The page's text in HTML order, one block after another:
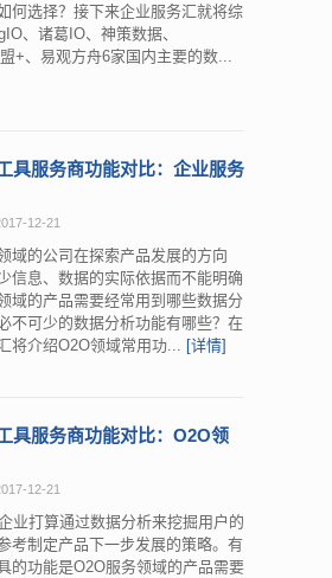
何选择？接下来企业服务汇就将综
、诸葛IO、神策数据、
+、易观方舟6家国内主要的数...
具服务商功能对比：企业服务
12-21
域的公司在探索产品发展的方向
信息、数据的实际依据而不能明确
域的产品需要经常用到哪些数据分
不可少的数据分析功能有哪些？在
将介绍O2O领域常用功... [详情]
具服务商功能对比：O2O领
12-21
业打算通过数据分析来挖掘用户的
考制定产品下一步发展的策略。有
的功能是O2O服务领域的产品需要